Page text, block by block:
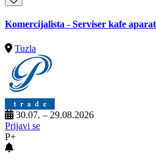
Komercijalista - Serviser kafe
Tuzla
30.07. – 29.08.2026
Prijavi se
P+